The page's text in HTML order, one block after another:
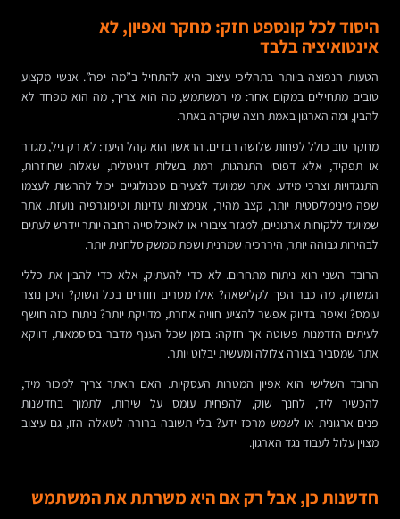
היסוד לכל קונספט חזק: מחקר ואפיון, לא
אינטואיציה בלבד
הטעות הנפוצה ביותר בתהליכי עיצוב היא להתחיל ב”מה יפה”. אנשי מקצוע
טובים מתחילים במקום אחר: מי המשתמש, מה הוא צריך, מה הוא מפחד לא
להבין, ומה הארגון באמת רוצה שיקרה באתר.
מחקר טוב כולל לפחות שלושה רבדים. הראשון הוא קהל היעד: לא רק גיל, מגדר
או תפקיד, אלא דפוסי התנהגות, רמת בשלות דיגיטלית, שאלות שחוזרות,
התנגדויות וצרכי מידע. אתר שמיועד לצעירים טכנולוגיים יכול להרשות לעצמו
שפה מינימליסטית יותר, קצב מהיר, אנימציות עדינות וטיפוגרפיה נועזת. אתר
שמיועד ללקוחות ארגוניים, למגזר ציבורי או לאוכלוסייה רחבה יותר יידרש לעתים
לבהירות גבוהה יותר, היררכיה שמרנית ושפת ממשק סלחנית יותר.
הרובד השני הוא ניתוח מתחרים. לא כדי להעתיק, אלא כדי להבין את כללי
המשחק. מה כבר הפך לקלישאה? אילו מסרים חוזרים בכל השוק? היכן נוצר
עומס? ואיפה בדיוק אפשר להציע חוויה אחרת, מדויקת יותר? ניתוח כזה חושף
לעיתים הזדמנות פשוטה אך חזקה: בזמן שכל הענף מדבר בסיסמאות, דווקא
אתר שמסביר בצורה צלולה ומעשית יבלוט יותר.
הרובד השלישי הוא אפיון המטרות העסקיות. האם האתר צריך למכור מיד,
להכשיר ליד, לחנך שוק, להפחית עומס על שירות, לתמוך בחדשנות
פנים-ארגונית או לשמש מרכז ידע? בלי תשובה ברורה לשאלה הזו, גם עיצוב
מצוין עלול לעבוד נגד הארגון.
חדשנות כן, אבל רק אם היא משרתת את המשתמש